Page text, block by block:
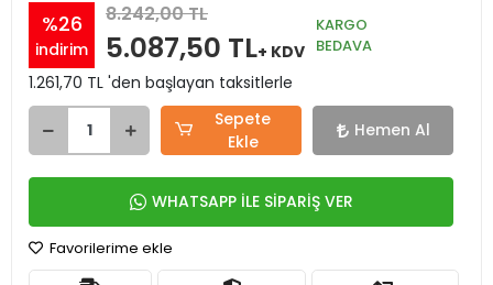
%26
indirim
8.242,00 TL
5.087,50 TL+ KDV
KARGO
BEDAVA
1.261,70 TL 'den başlayan taksitlerle
Sepete
Ekle
Hemen Al
WHATSAPP İLE SİPARİŞ VER
Favorilerime ekle